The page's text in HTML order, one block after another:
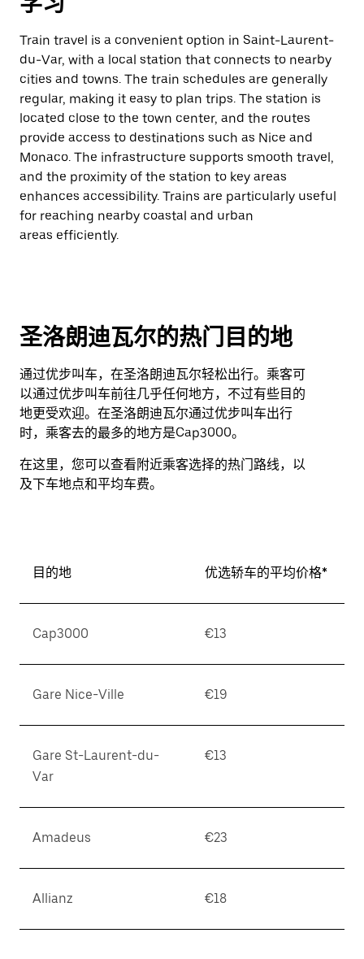
Train travel is a convenient option in Saint-Laurent-
du-Var, with a local station that connects to nearby
cities and towns. The train schedules are generally
regular, making it easy to plan trips. The station is
located close to the town center, and the routes
provide access to destinations such as Nice and
Monaco. The infrastructure supports smooth travel,
and the proximity of the station to key areas
enhances accessibility. Trains are particularly useful
for reaching nearby coastal and urban
areas efficiently.
圣洛朗迪瓦尔的热门目的地
通过优步叫车，在圣洛朗迪瓦尔轻松出行。乘客可
以通过优步叫车前往几乎任何地方，不过有些目的
地更受欢迎。在圣洛朗迪瓦尔通过优步叫车出行
时，乘客去的最多的地方是Cap3000。
在这里，您可以查看附近乘客选择的热门路线，以
及下车地点和平均车费。
目的地 优选轿车的平均价格*
Cap3000 €13
Gare Nice-Ville €19
Gare St-Laurent-du-
Var
€13
Amadeus €23
Allianz €18